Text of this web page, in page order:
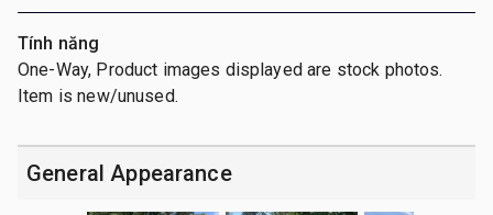
Tính năng
One-Way, Product images displayed are stock photos.
Item is new/unused.
General Appearance